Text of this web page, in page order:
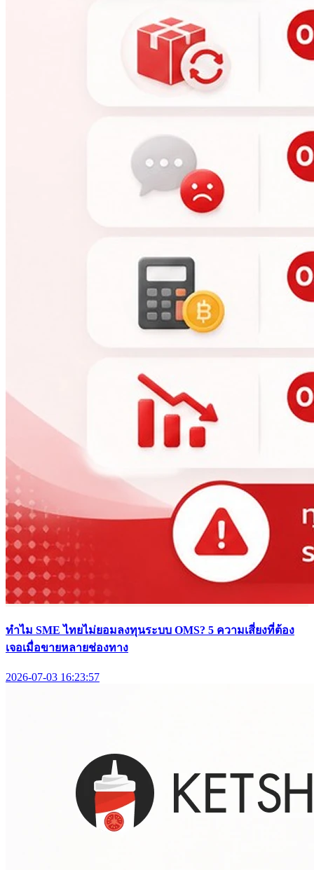
ทำไม SME ไทยไม่ยอมลงทุนระบบ OMS? 5 ความเสี่ยงที่ต้อง
เจอเมื่อขายหลายช่องทาง
2026-07-03 16:23:57